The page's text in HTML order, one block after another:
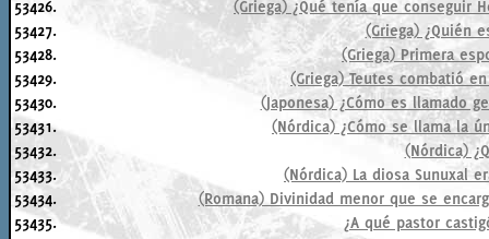
53426.
(Griega) ¿Qué tenía que conseguir
53427.
(Griega) ¿Quién
53428.
(Griega) Primera
53429.
(Griega) Teutes combatió
53430.
(Japonesa) ¿Cómo es llamado
53431.
(Nórdica) ¿Cómo se llama la
53432.
(Nórdica)
53433.
(Nórdica) La diosa Sunuxal
53434.
(Romana) Divinidad menor que se
53435.
¿A qué pastor